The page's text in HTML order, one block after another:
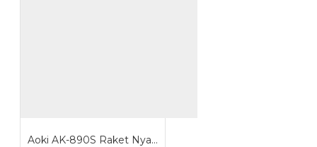
Aoki AK-890S Raket Nyamuk 2 in 1 USB Charging Mosquito Killer